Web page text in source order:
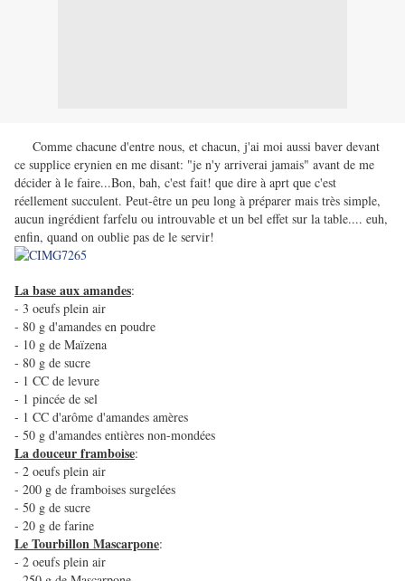
Comme chacune d'entre nous, et chacun, j'ai moi aussi baver devant
ce supplice erynien en me disant: "je n'y arriverai jamais" avant de me
décider à le faire...Bon, bah, c'est fait! que dire à aprt que c'est
réellement succulent. Peut-être un peu long à préparer mais très simple,
aucun ingrédient farfelu ou introuvable et un bel effet sur la table.... euh,
enfin, quand on oublie pas de le servir!
La base aux amandes:
- 3 oeufs plein air
- 80 g d'amandes en poudre
- 10 g de Maïzena
- 80 g de sucre
- 1 CC de levure
- 1 pincée de sel
- 1 CC d'arôme d'amandes amères
- 50 g d'amandes entières non-mondées
La douceur framboise:
- 2 oeufs plein air
- 200 g de framboises surgelées
- 50 g de sucre
- 20 g de farine
Le Tourbillon Mascarpone:
- 2 oeufs plein air